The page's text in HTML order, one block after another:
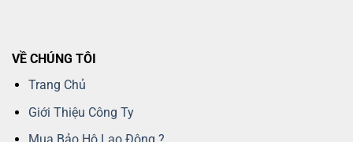
VỀ CHÚNG TÔI
Trang Chủ
Giới Thiệu Công Ty